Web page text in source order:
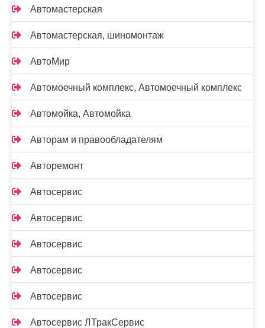
Автомастерская
Автомастерская, шиномонтаж
АвтоМир
Автомоечный комплекс, Автомоечный комплекс
Автомойка, Автомойка
Авторам и правообладателям
Авторемонт
Автосервис
Автосервис
Автосервис
Автосервис
Автосервис
Автосервис ЛТракСервис